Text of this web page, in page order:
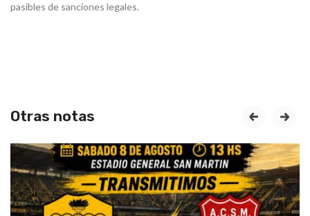
pasibles de sanciones legales.
Otras notas prev next